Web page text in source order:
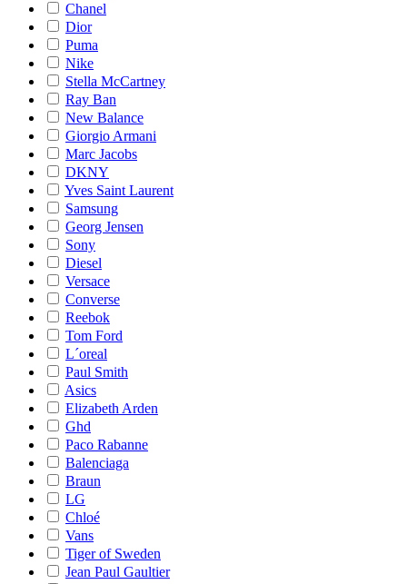
Chanel
Dior
Puma
Nike
Stella McCartney
Ray Ban
New Balance
Giorgio Armani
Marc Jacobs
DKNY
Yves Saint Laurent
Samsung
Georg Jensen
Sony
Diesel
Versace
Converse
Reebok
Tom Ford
L´oreal
Paul Smith
Asics
Elizabeth Arden
Ghd
Paco Rabanne
Balenciaga
Braun
LG
Chloé
Vans
Tiger of Sweden
Jean Paul Gaultier